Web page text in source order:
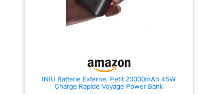
miss a recharge in time
Intelligent IC: The portable
power bank is powered by an
intelligent integrated circuit that
What You Get - 20000mAh,
cable, user manual, 12-month
warranty and friendly customer
transporter. Support. Éclairage.
courant et des voyages. Conçue
appareils du quotidien. Sa
capacité autorisée en avion
INIU Batterie Externe, Petit 20000mAh 45W
Charge Rapide Voyage Power Bank